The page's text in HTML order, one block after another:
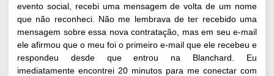
evento social, recebi uma mensagem de volta de um nome
que não reconheci. Não me lembrava de ter recebido uma
mensagem sobre essa nova contratação, mas em seu e-mail
ele afirmou que o meu foi o primeiro e-mail que ele recebeu e
respondeu desde que entrou na Blanchard. Eu
imediatamente encontrei 20 minutos para me conectar com